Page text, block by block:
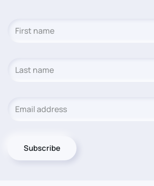
Subscribe